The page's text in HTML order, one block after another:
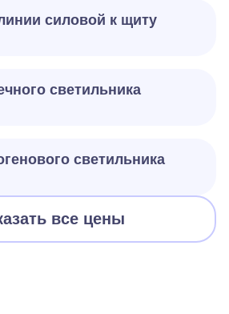
силовой к щиту
светильника
светильника
все цены